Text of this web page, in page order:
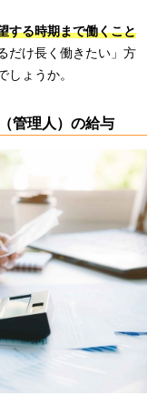
する時期まで働くこと
だけ長く働きたい」方
しょうか。
管理人）の給与